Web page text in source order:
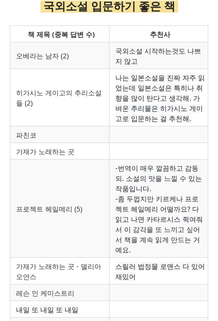
국외소설 입문하기 좋은 책
책 제목 (중복 답변 수) 추천사
오베라는 남자 (2)
국외소설 시작하는것도 나쁘
지 않고
히가시노 게이고의 추리소설
들 (2)
나는 일본소설을 진짜 자주 읽
었는데 일본소설은 특히나 취
향을 많이 탄다고 생각해. 가
벼운 추리물은 히가시노 게이
고로 입문하는 걸 추천해.
파친코
가재가 노래하는 곳
프로젝트 헤일메리 (5)
-번역이 매우 깔끔하고 감동
되. 소설의 맛을 느낄 수 있는
작품입니다.
-좀 두껍지만 키르케나 프로
젝트 헤일메리 어떨까요? 다
읽고 나면 카타르시스 쥑여줘
서 이 감각을 또 느끼고 싶어
서 책을 계속 읽게 만드는 거
예요.
가재가 노래하는 곳 - 델리아
오언스
스릴러 법정물 로맨스 다 있어
재밌어
레슨 인 케미스트리
내일 또 내일 또 내일